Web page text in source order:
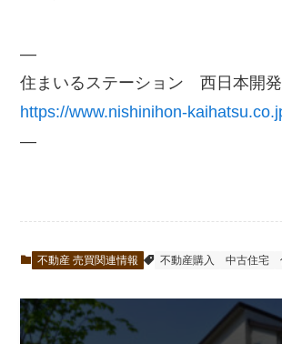
—
住まいるステーション 西日本開
https://www.nishinihon-
—
不動産 売買関連情報 不動産購入 中古住宅